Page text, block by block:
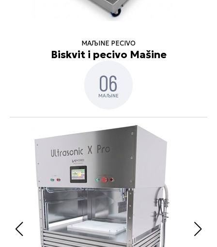
MAЉINE PECIVO
Biskvit i pecivo Mašine
06
MAЉINE